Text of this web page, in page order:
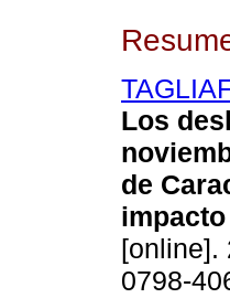
Los
de
[online].
0798-